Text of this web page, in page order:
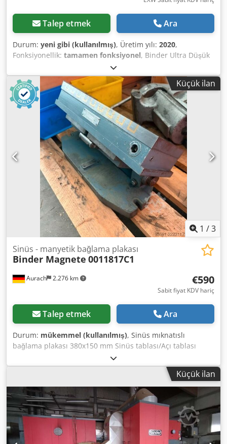
Talep etmek Ara
Durum: yeni gibi (kullanılmış), Üretim yılı: 2020,
Fonksiyonellik: tamamen fonksiyonel, Binder Ultra Düşük
Isılı Dondurucu UF V 700. İç hacim: 700 L. Sıcaklık aralığı:
-90°C ila -40°C Sınıfının en düşük enerji tüketimi Yüksek
performanslı kaskad kompresörlü soğutma sistemi Çevre
dostu soğutucu akışkanlar R-290 ve R-170 Eşsiz uzun
ömürlü VIP (vakumlu yalıtım panelleri) ile ısı yalıtımı Yeni
kapı contasına sahip konsept, buz oluşumunu azaltır
Ergonomik kapı kilit kolu İç yüzey tamamen paslanmaz
çelik Çıkarılabilir paslanmaz çelik iç kapaklar
Djdpowurnvjfx Afkock 3 adet esnek pozisyonlanabilir
paslanmaz çelik raf Bina alarm sistemi için potansiyelsiz
alarm kontağı Dahili veri kaydedici, ölçüm verileri USB
üzerinden açık formatta okunabilir Ethernet arayüzü
Arkada 2 adet Ø 28 mm geçiş deliği ORİJİNAL ambalajında
KULLANILMAMIŞ. Çalışma garantili.
Küçük ilan
1 /3
Aurach 2.276 km
Sinüs - manyetik bağlama plakası
Binder Magnete 0011817C1
€590
Sabit fiyat KDV hariç
Talep etmek Ara
Durum: mükemmel (kullanılmış), Sinüs mıknatıslı
bağlama plakası 380x150 mm Sinüs tablası/Açı tablası
Dcsdpfszhrffjx Afkok Üretici: Binder Magnete Tip:
0011817C1 Çok iyi durumda
Küçük ilan